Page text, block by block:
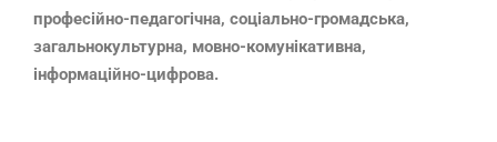
професійно-педагогічна, соціально-громадська,
загальнокультурна, мовно-комунікативна,
інформаційно-цифрова.